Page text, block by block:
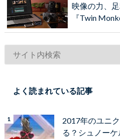
映像の力、
『Twin
よく読まれている記事
2017年のユニ
る？シュノー